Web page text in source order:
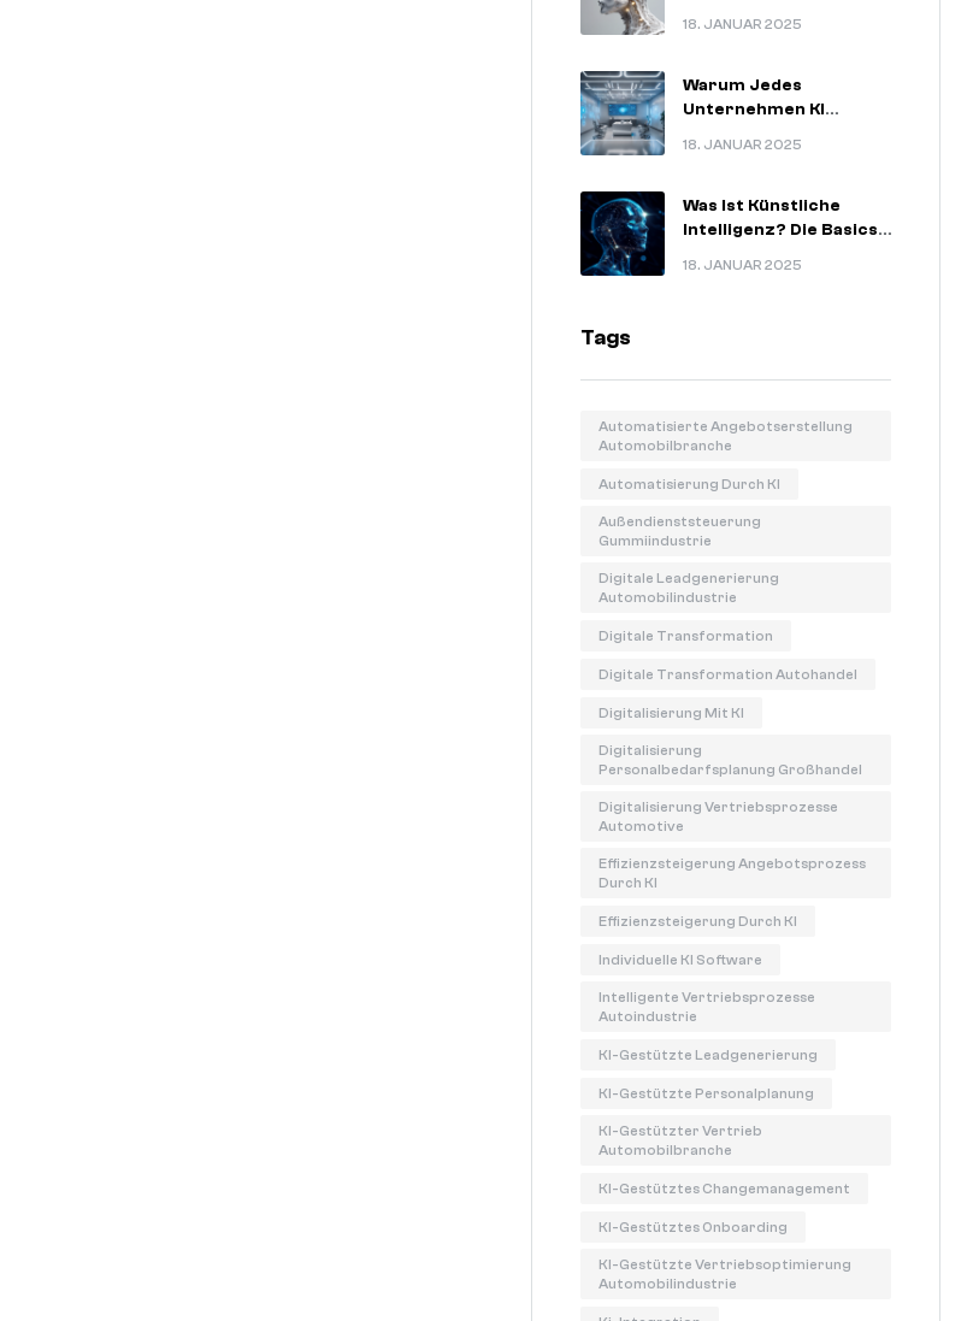
18. JANUAR 2025
18. JANUAR 2025
Warum Jedes
Unternehmen KI
18. JANUAR 2025
Was Ist Künstliche
Intelligenz? Die Basics
Tags
Automatisierte Angebotserstellung
Automobilbranche
Automatisierung Durch KI
Außendienststeuerung
Gummiindustrie
Digitale Leadgenerierung
Automobilindustrie
Digitale Transformation
Digitale Transformation Autohandel
Digitalisierung Mit KI
Digitalisierung
Personalbedarfsplanung Großhandel
Digitalisierung Vertriebsprozesse
Automotive
Effizienzsteigerung Angebotsprozess
Durch KI
Effizienzsteigerung Durch KI
Individuelle KI Software
Intelligente Vertriebsprozesse
Autoindustrie
KI-Gestützte Leadgenerierung
KI-Gestützte Personalplanung
KI-Gestützter Vertrieb
Automobilbranche
KI-Gestütztes Changemanagement
KI-Gestütztes Onboarding
KI-Gestützte Vertriebsoptimierung
Automobilindustrie